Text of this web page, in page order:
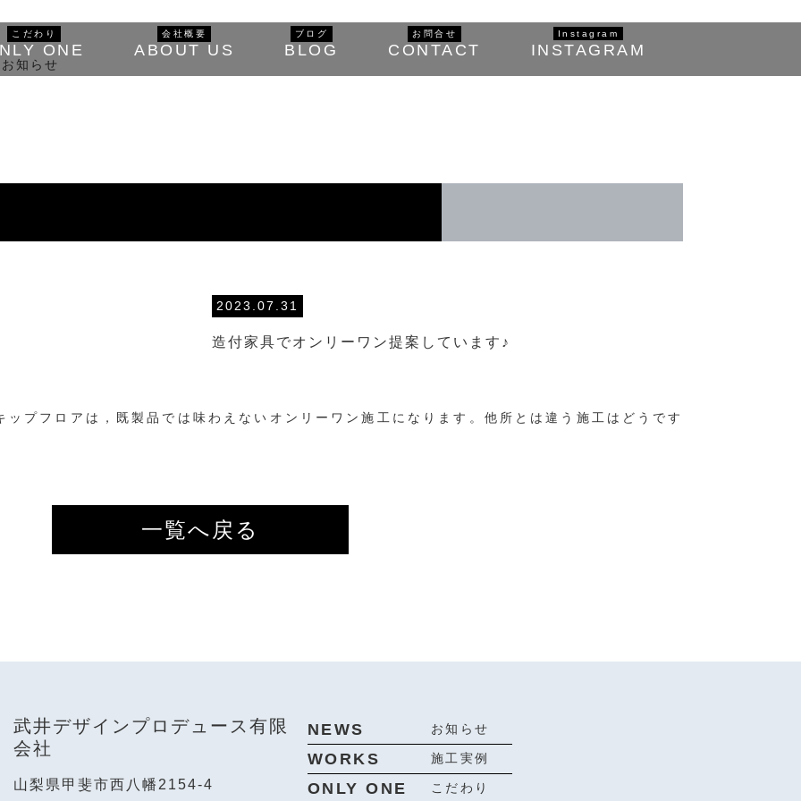
こだわり
ONE
会社概要
ABOUT US
ブログ
BLOG
お問合せ
CONTACT
Instagram
INSTAGRAM
2023.07.31
造付家具でオンリーワン提案しています♪
プフロアは，既製品では味わえないオンリーワン施工になります。他所とは違う施工はどうです
一覧へ戻る
武井デザインプロデュース有限
会社
山梨県甲斐市西八幡2154-4
NEWS お知らせ
WORKS 施工実例
ONLY ONE こだわり